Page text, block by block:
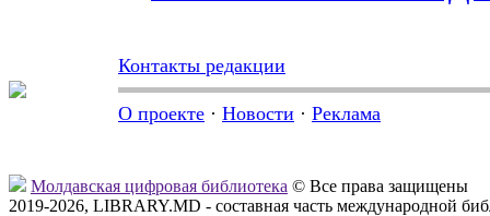
Контакты редакции
О проекте · Новости · Реклама
Молдавская цифровая библиотека © Все права защищены
2019-2026, LIBRARY.MD - составная часть международной